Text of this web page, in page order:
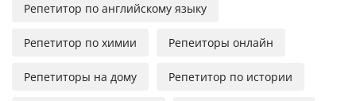
Репетитор по английскому языку
Репетитор по химии Репеиторы онлайн
Репетиторы на дому Репетитор по истории